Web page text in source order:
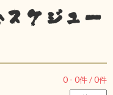
ケジュー
0 - 0件 /0件